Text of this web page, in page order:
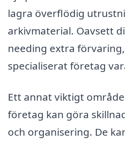
lagra överflödig
arkivmaterial. Oavsett
needing extra
specialiserat företag
Ett annat viktigt
företag kan göra
och organisering. De